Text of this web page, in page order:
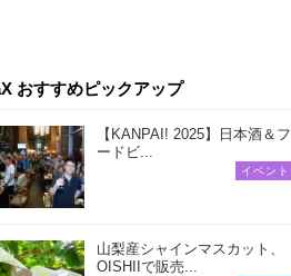
おすすめピックアップ
【KANPAI! 2025】日本酒＆フ
ードビ...
イベント
山梨産シャインマスカット、
OISHIIで販売...